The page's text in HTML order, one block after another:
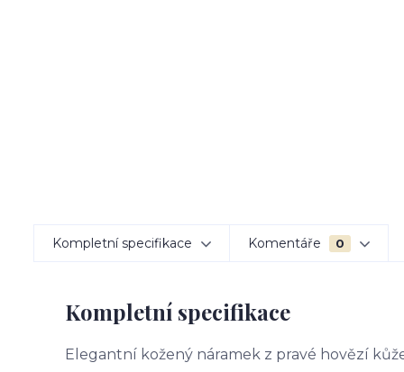
Kompletní specifikace Komentáře 0
Kompletní specifikace
Elegantní kožený náramek z pravé hovězí